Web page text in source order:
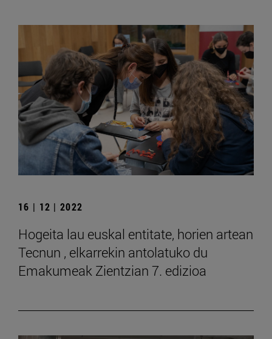
16 | 12 | 2022
Hogeita lau euskal entitate, horien artean
Tecnun , elkarrekin antolatuko du
Emakumeak Zientzian 7. edizioa